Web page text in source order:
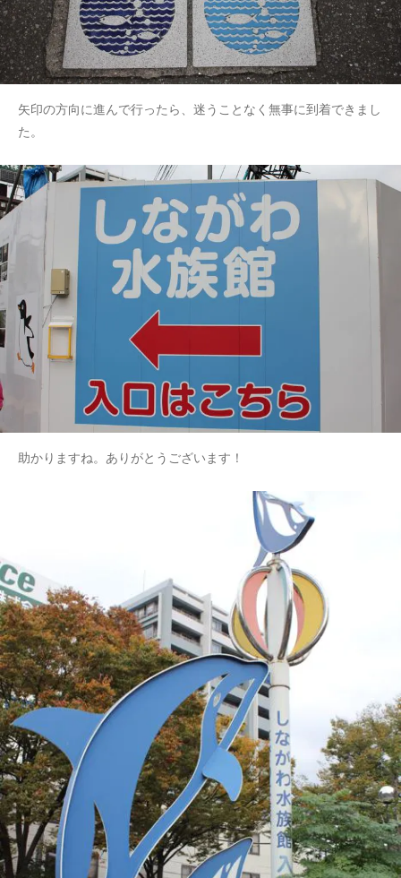
矢印の方向に進んで行ったら、迷うことなく無事に到着できまし
た。
助かりますね。ありがとうございます！